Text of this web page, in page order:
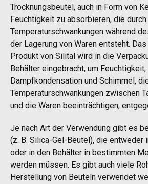
Trocknungsbeutel, auch in Form von
Feuchtigkeit zu absorbieren, die durch
Temperaturschwankungen während
der Lagerung von Waren entsteht.
Produkt von Silital wird in die
Behälter eingebracht, um Feuchtigkeit,
Dampfkondensation und Schimmel,
Temperaturschwankungen zwischen
und die Waren beeinträchtigen,
Je nach Art der Verwendung gibt es
(z. B. Silica-Gel-Beutel), die entweder
oder in den Behälter in bestimmten
werden müssen. Es gibt auch viele
Herstellung von Beuteln verwendet